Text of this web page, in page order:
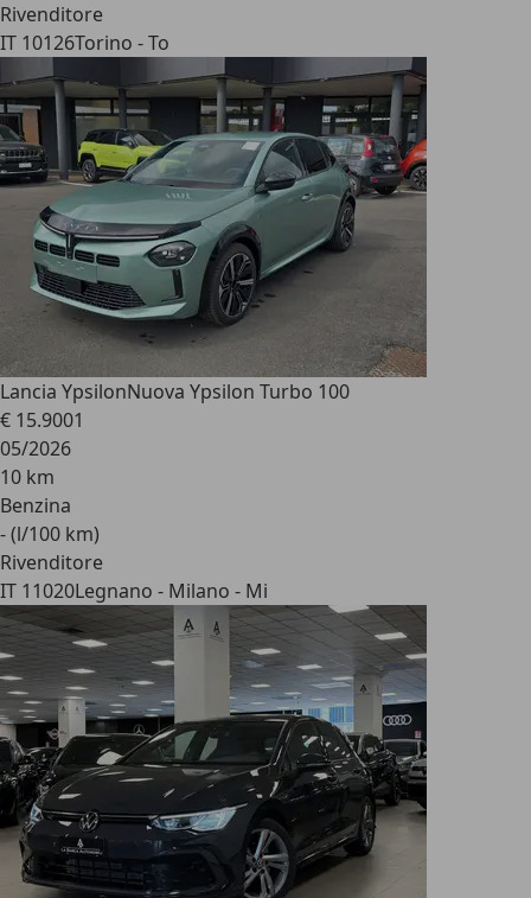
Rivenditore
IT 10126Torino - To
Lancia YpsilonNuova Ypsilon Turbo 100
€ 15.9001
05/2026
10 km
Benzina
- (l/100 km)
Rivenditore
IT 11020Legnano - Milano - Mi